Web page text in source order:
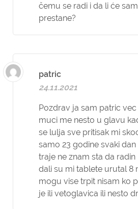
čemu se radi i da li će
prestane?
patric
24.11.2021
Pozdrav ja sam patric
muci me nesto u glavu
se lulja sve pritisak mi
samo 23 godine svaki
traje ne znam sta da
dali su mi tablete urutal 8
mogu vise trpit nisam ko
je ili vetoglavica ili nesto